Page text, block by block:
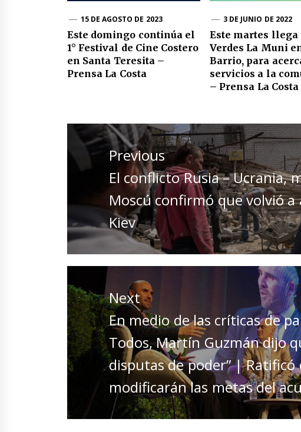
15 DE AGOSTO DE 2023
Este domingo continúa el
1° Festival de Cine Costero
en Santa Teresita –
Prensa La Costa
3 DE JUNIO DE 2022
Este martes llega
Verdes La Muni
Barrio, para
servicios a la
– Prensa La Costa
Navegación
de
entradas
Previous
Previous
post:
El conflicto Rusia –
Moscú confirmó que volvió
Kiev
Next
Next
post:
En medio de las críticas de
Todos, Martín Guzmán dijo
disputas de poder” | Ratificó
modificarán las metas del